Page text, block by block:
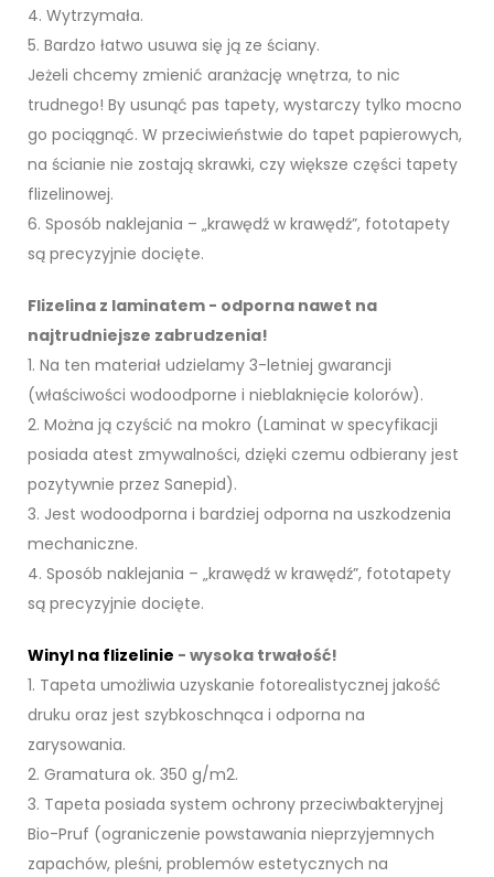
4. Wytrzymała.
5. Bardzo łatwo usuwa się ją ze ściany.
Jeżeli chcemy zmienić aranżację wnętrza, to nic
trudnego! By usunąć pas tapety, wystarczy tylko mocno
go pociągnąć. W przeciwieństwie do tapet papierowych,
na ścianie nie zostają skrawki, czy większe części tapety
flizelinowej.
6. Sposób naklejania – „krawędź w krawędź”, fototapety
są precyzyjnie docięte.
Flizelina z laminatem - odporna nawet na
najtrudniejsze zabrudzenia!
1. Na ten materiał udzielamy 3-letniej gwarancji
(właściwości wodoodporne i nieblaknięcie kolorów).
2. Można ją czyścić na mokro (Laminat w specyfikacji
posiada atest zmywalności, dzięki czemu odbierany jest
pozytywnie przez Sanepid).
3. Jest wodoodporna i bardziej odporna na uszkodzenia
mechaniczne.
4. Sposób naklejania – „krawędź w krawędź”, fototapety
są precyzyjnie docięte.
Winyl na flizelinie - wysoka trwałość!
1. Tapeta umożliwia uzyskanie fotorealistycznej jakość
druku oraz jest szybkoschnąca i odporna na
zarysowania.
2. Gramatura ok. 350 g/m2.
3. Tapeta posiada system ochrony przeciwbakteryjnej
Bio-Pruf (ograniczenie powstawania nieprzyjemnych
zapachów, pleśni, problemów estetycznych na